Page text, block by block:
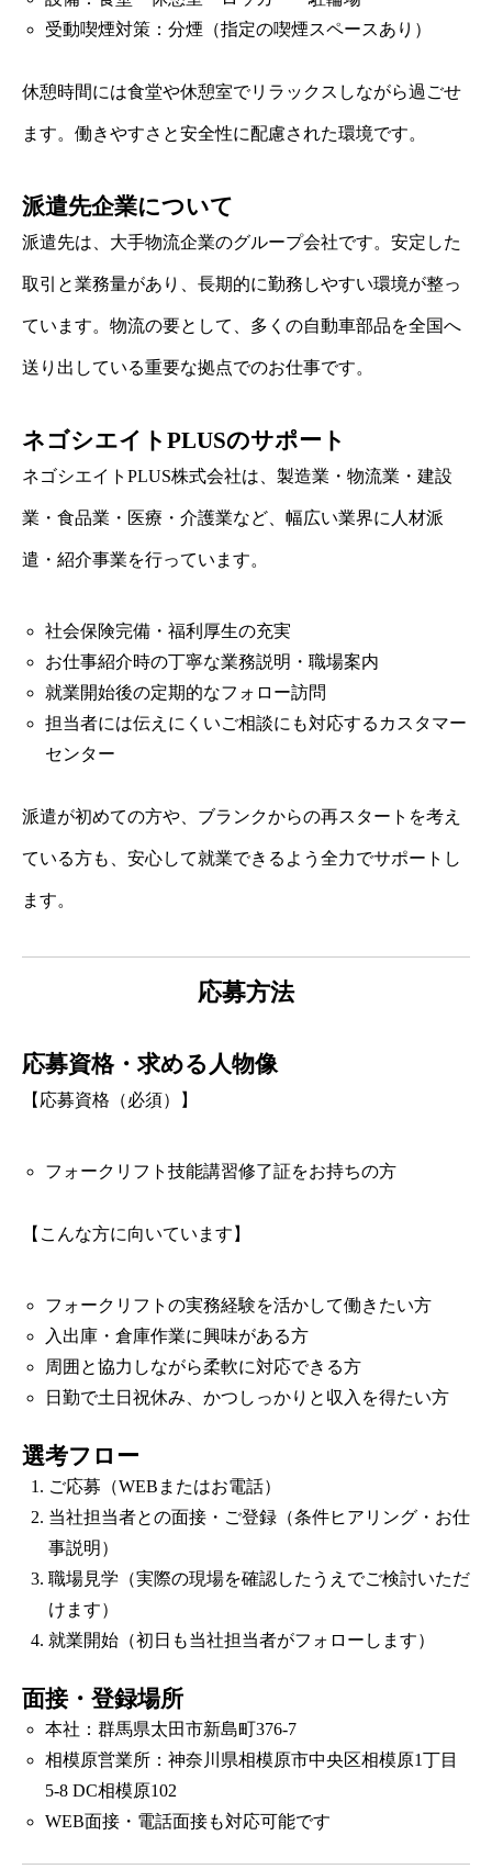
受動喫煙対策：分煙（指定の喫煙スペースあり）
休憩時間には食堂や休憩室でリラックスしながら過ごせ
ます。働きやすさと安全性に配慮された環境です。
派遣先企業について
派遣先は、大手物流企業のグループ会社です。安定した
取引と業務量があり、長期的に勤務しやすい環境が整っ
ています。物流の要として、多くの自動車部品を全国へ
送り出している重要な拠点でのお仕事です。
ネゴシエイトPLUSのサポート
ネゴシエイトPLUS株式会社は、製造業・物流業・建設
業・食品業・医療・介護業など、幅広い業界に人材派
遣・紹介事業を行っています。
社会保険完備・福利厚生の充実
お仕事紹介時の丁寧な業務説明・職場案内
就業開始後の定期的なフォロー訪問
担当者には伝えにくいご相談にも対応するカスタマー
センター
派遣が初めての方や、ブランクからの再スタートを考え
ている方も、安心して就業できるよう全力でサポートし
ます。
応募方法
応募資格・求める人物像
【応募資格（必須）】
フォークリフト技能講習修了証をお持ちの方
【こんな方に向いています】
フォークリフトの実務経験を活かして働きたい方
入出庫・倉庫作業に興味がある方
周囲と協力しながら柔軟に対応できる方
日勤で土日祝休み、かつしっかりと収入を得たい方
選考フロー
ご応募（WEBまたはお電話）
当社担当者との面接・ご登録（条件ヒアリング・お仕
事説明）
職場見学（実際の現場を確認したうえでご検討いただ
けます）
就業開始（初日も当社担当者がフォローします）
面接・登録場所
本社：群馬県太田市新島町376-7
相模原営業所：神奈川県相模原市中央区相模原1丁目
5-8 DC相模原102
WEB面接・電話面接も対応可能です